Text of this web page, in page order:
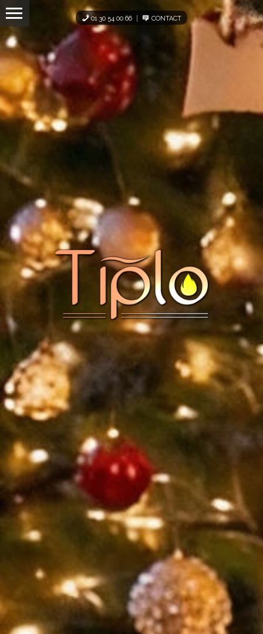
Panneau de gestion des cookies
01 30 54 00 66 CONTACT